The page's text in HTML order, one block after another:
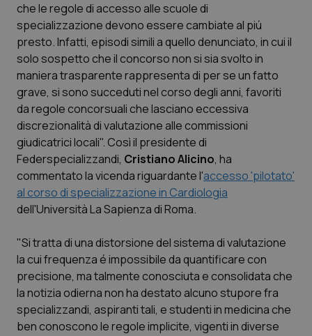
Edizioni Regionali
QS Pro
Professionisti Sanitari.AI
Abruzzo
Basilicata
Calabria
Campania
Emilia-Romagna
Friuli Venezia Giulia
QS Pro Gold
Artrite & artrosi
Asma & BPCO
Car-T
Colesterolo & coronaropatie
Dermatite Atopica
QS Club Newsletter
che le regole di accesso alle scuole di
specializzazione devono essere cambiate al piú
presto. Infatti, episodi simili a quello denunciato, in cui il
solo sospetto che il concorso non si sia svolto in
maniera trasparente rappresenta di per se un fatto
grave, si sono succeduti nel corso degli anni, favoriti
da regole concorsuali che lasciano eccessiva
discrezionalità di valutazione alle commissioni
giudicatrici locali". Così il presidente di
Federspecializzandi, Cristiano Alicino, ha
commentato la vicenda riguardante l'accesso 'pilotato'
al corso di specializzazione in Cardiologia
dell'Università La Sapienza di Roma.
"Si tratta di una distorsione del sistema di valutazione
la cui frequenza é impossibile da quantificare con
precisione, ma talmente conosciuta e consolidata che
la notizia odierna non ha destato alcuno stupore fra
specializzandi, aspiranti tali, e studenti in medicina che
ben conoscono le regole implicite, vigenti in diverse